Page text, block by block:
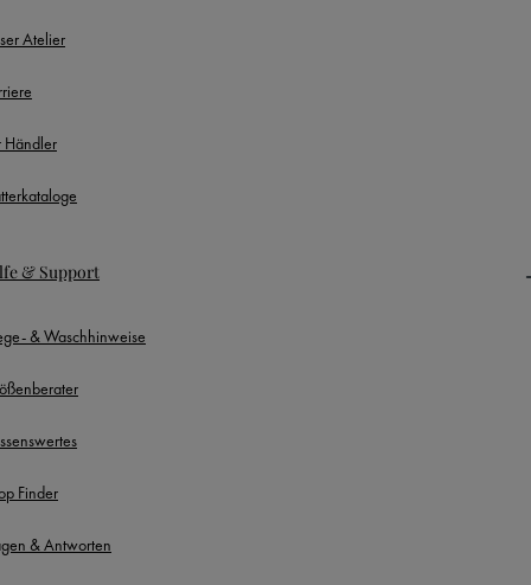
Atelier
Händler
& Support
& Waschhinweise
Finder
& Antworten